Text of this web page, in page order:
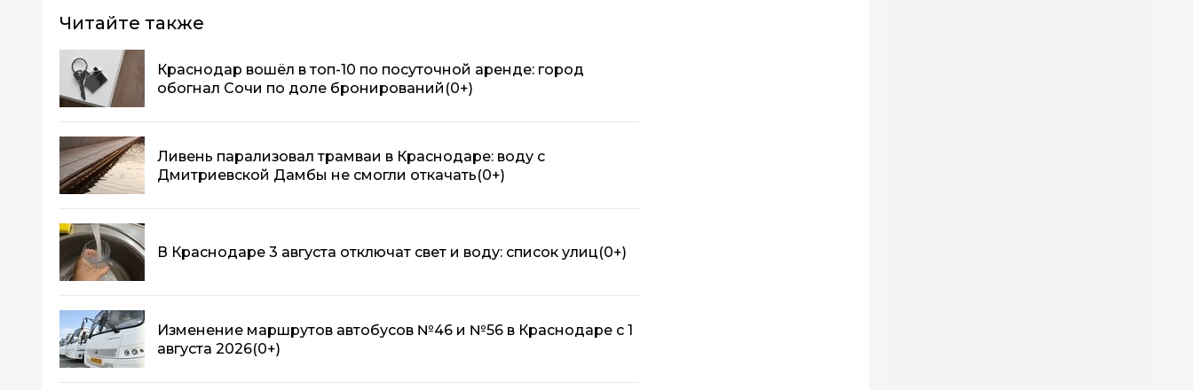
Читайте также
Краснодар вошёл в топ-10 по посуточной аренде: город
обогнал Сочи по доле бронирований (0+)
Ливень парализовал трамваи в Краснодаре: воду с
Дмитриевской Дамбы не смогли откачать(0+)
В Краснодаре 3 августа отключат свет и воду: список улиц(0+)
Изменение маршрутов автобусов №46 и №56 в Краснодаре с 1
августа 2026(0+)